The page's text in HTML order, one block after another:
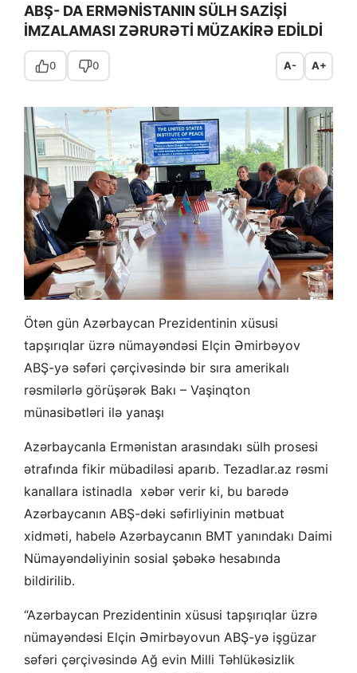
ABŞ- DA ERMƏNİSTANIN SÜLH SAZİŞİ
İMZALAMASI ZƏRURƏTİ MÜZAKİRƏ EDİLDİ
0 0 A- A+
Ötən gün Azərbaycan Prezidentinin xüsusi
tapşırıqlar üzrə nümayəndəsi Elçin Əmirbəyov
ABŞ-yə səfəri çərçivəsində bir sıra amerikalı
rəsmilərlə görüşərək Bakı – Vaşinqton
münasibətləri ilə yanaşı
Azərbaycanla Ermənistan arasındakı sülh prosesi
ətrafında fikir mübadiləsi aparıb. Tezadlar.az rəsmi
kanallara istinadla xəbər verir ki, bu barədə
Azərbaycanın ABŞ-dəki səfirliyinin mətbuat
xidməti, habelə Azərbaycanın BMT yanındakı Daimi
Nümayəndəliyinin sosial şəbəkə hesabında
bildirilib.
“Azərbaycan Prezidentinin xüsusi tapşırıqlar üzrə
nümayəndəsi Elçin Əmirbəyovun ABŞ-yə işgüzar
səfəri çərçivəsində Ağ evin Milli Təhlükəsizlik